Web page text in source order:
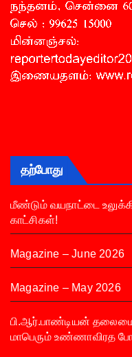
தற்போது
மீண்டும் வயநாட்டை
காட்சிகள்!
Magazine – June 2026
Magazine – May 2026
பி.ஆர்.பாண்டியன்
மாபெரும் உண்ணாவிரத